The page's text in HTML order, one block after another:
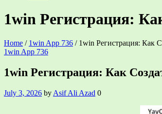
1win Peгиcтpaция:
Home / 1win App 736 / 1win Peгиcтpaция: Кaк
Categories
1win App 736
1win Peгиcтpaция: Кaк
July 3, 2026 by Asif Ali Azad 0